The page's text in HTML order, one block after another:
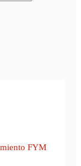
FYM